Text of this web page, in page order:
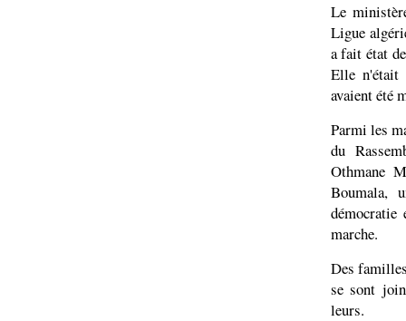
Le
Ligue
a fait état
Elle n'était
avaient été
Parmi les
du
Othmane
Boumala,
marche.
Des
se sont
leurs.